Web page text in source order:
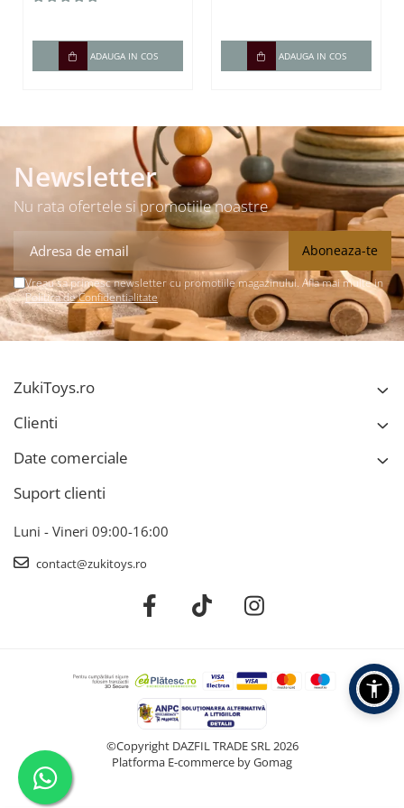
ADAUGA IN COS ADAUGA IN COS
Newsletter
Nu rata ofertele si promotiile noastre
Vreau sa primesc newsletter cu promotiile magazinului. Afla mai multe in
Politica de Confidentialitate
ZukiToys.ro
Clienti
Date comerciale
Suport clienti
Luni - Vineri 09:00-16:00
contact@zukitoys.ro
©Copyright DAZFIL TRADE SRL 2026
Platforma E-commerce by Gomag